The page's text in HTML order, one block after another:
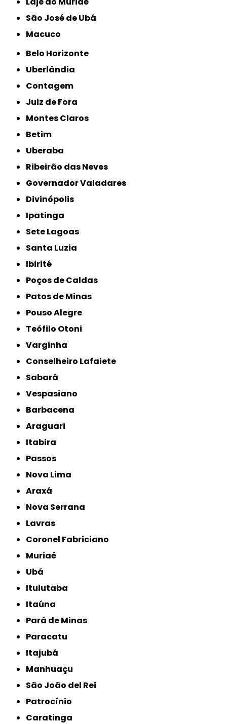
São José de Ubá
Macuco
Belo Horizonte
Uberlândia
Contagem
Juiz de Fora
Montes Claros
Betim
Uberaba
Ribeirão das Neves
Governador Valadares
Divinópolis
Ipatinga
Sete Lagoas
Santa Luzia
Ibirité
Poços de Caldas
Patos de Minas
Pouso Alegre
Teófilo Otoni
Varginha
Conselheiro Lafaiete
Sabará
Vespasiano
Barbacena
Araguari
Itabira
Passos
Nova Lima
Araxá
Nova Serrana
Lavras
Coronel Fabriciano
Muriaé
Ubá
Ituiutaba
Itaúna
Pará de Minas
Paracatu
Itajubá
Manhuaçu
São João del Rei
Patrocínio
Caratinga